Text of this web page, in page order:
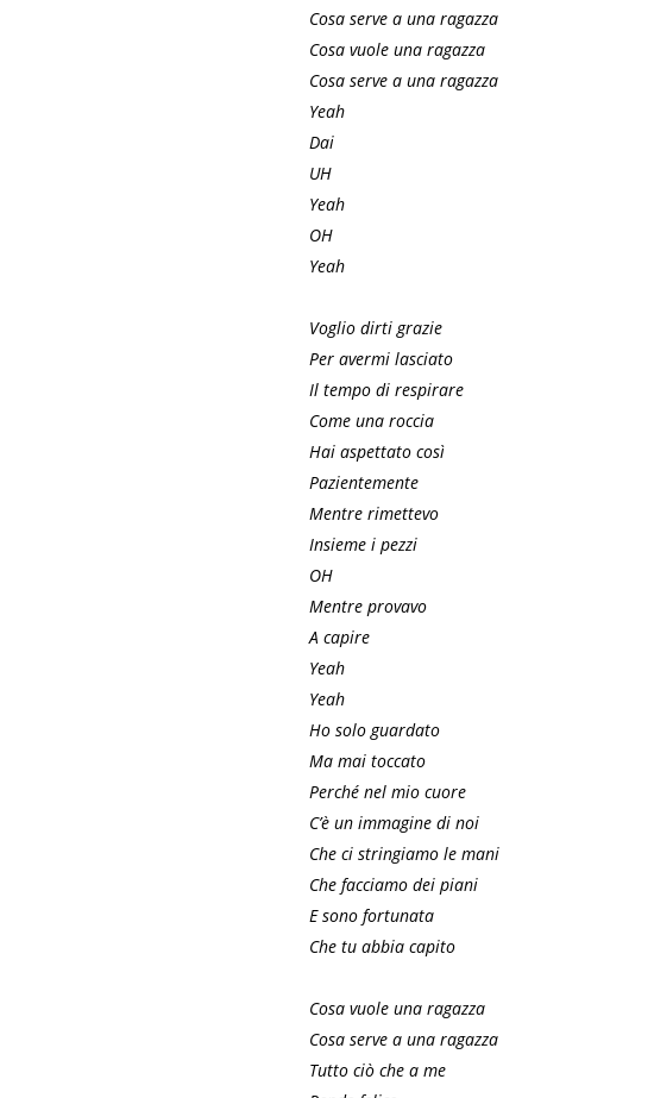
Cosa serve a una ragazza
Cosa vuole una ragazza
Cosa serve a una ragazza
Yeah
Dai
UH
Yeah
OH
Yeah
Voglio dirti grazie
Per avermi lasciato
Il tempo di respirare
Come una roccia
Hai aspettato così
Pazientemente
Mentre rimettevo
Insieme i pezzi
OH
Mentre provavo
A capire
Yeah
Yeah
Ho solo guardato
Ma mai toccato
Perché nel mio cuore
C’è un immagine di noi
Che ci stringiamo le mani
Che facciamo dei piani
E sono fortunata
Che tu abbia capito
Cosa vuole una ragazza
Cosa serve a una ragazza
Tutto ciò che a me